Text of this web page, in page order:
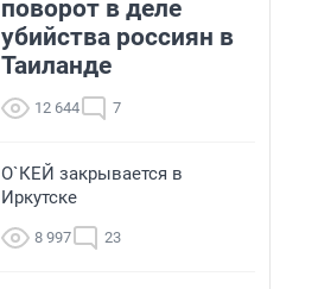
поворот в деле
убийства россиян в
Таиланде
12 644 7
О`КЕЙ закрывается в
Иркутске
8 997 23